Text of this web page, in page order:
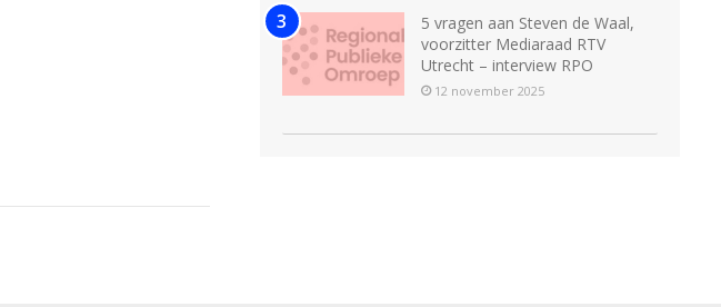
5 vragen aan Steven de Waal,
voorzitter Mediaraad RTV
Utrecht – interview RPO
12 november 2025